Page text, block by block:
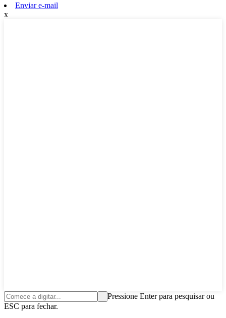
Enviar e-mail
x
Pressione Enter para pesquisar ou
ESC para fechar.